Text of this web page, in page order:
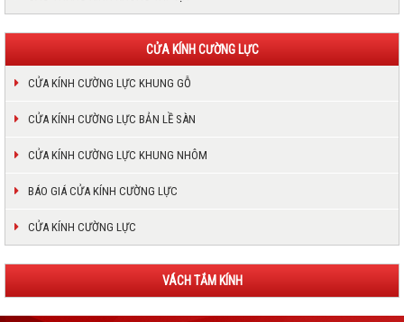
CỬA KÍNH CƯỜNG LỰC
CỬA KÍNH CƯỜNG LỰC KHUNG GỖ
CỬA KÍNH CƯỜNG LỰC BẢN LỀ SÀN
CỬA KÍNH CƯỜNG LỰC KHUNG NHÔM
BÁO GIÁ CỬA KÍNH CƯỜNG LỰC
CỬA KÍNH CƯỜNG LỰC
VÁCH TẮM KÍNH